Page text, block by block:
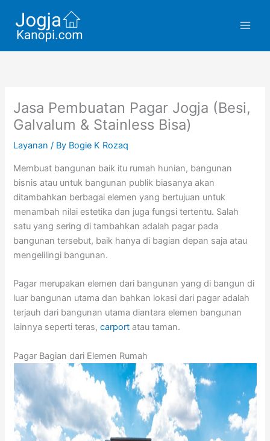
content
Jasa Pembuatan Pagar Jogja (Besi,
Galvalum & Stainless Bisa)
Layanan / By Bogie K Rozaq
Membuat bangunan baik itu rumah hunian, bangunan
bisnis atau untuk bangunan publik biasanya akan
ditambahkan berbagai elemen yang bertujuan untuk
menambah nilai estetika dan juga fungsi tertentu. Salah
satu yang sering di tambahkan adalah pagar pada
bangunan tersebut, baik hanya di bagian depan saja atau
mengelilingi bangunan.
Pagar merupakan elemen dari bangunan yang di bangun di
luar bangunan utama dan bahkan lokasi dari pagar adalah
terjauh dari bangunan utama diantara elemen bangunan
lainnya seperti teras,carport atau taman.
Pagar Bagian dari Elemen Rumah